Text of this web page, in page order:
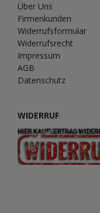
Über Uns
Firmenkunden
Widerrufsformular
Widerrufsrecht
Impressum
AGB
Datenschutz
WIDERRUF